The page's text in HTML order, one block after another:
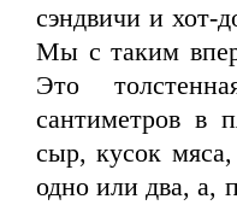
сэндвичи и хот-
Мы с таким
Это
сантиметров в
сыр, кусок
одно или два, а,